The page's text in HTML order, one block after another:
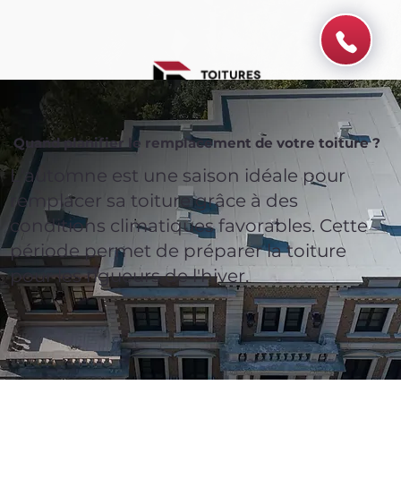
Quand planifier le remplacement de votre toiture ?
L'automne est une saison idéale pour
remplacer sa toiture grâce à des
conditions climatiques favorables. Cette
période permet de préparer la toiture
pour les rigueurs de l'hiver.